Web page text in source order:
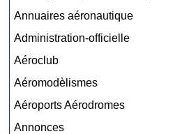
Annuaires aéronautique
Administration-officielle
Aéroclub
Aéromodèlismes
Aéroports Aérodromes
Annonces